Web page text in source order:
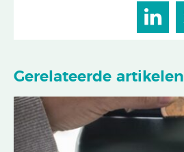
Gerelateerde artikelen